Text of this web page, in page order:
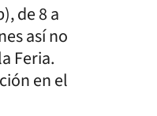
de 8 a
así no
Feria.
en el